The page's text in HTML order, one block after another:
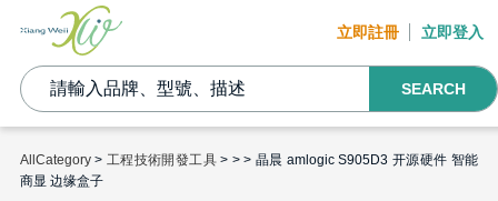
立即註冊 立即登入
SEARCH
AllCategory> 工程技術開發工具 > >> 晶晨 amlogic S905D3 开源硬件 智能
商显 边缘盒子